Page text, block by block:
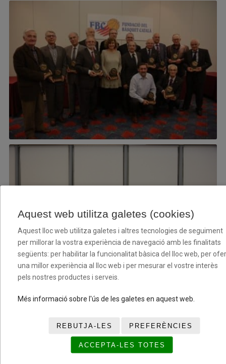
Aquest web utilitza galetes (cookies)
Aquest lloc web utilitza galetes i altres tecnologies de seguiment
per millorar la vostra experiència de navegació amb les finalitats
següents: per habilitar la funcionalitat bàsica del lloc web, per
una millor experiència al lloc web i per mesurar el vostre interès
pels nostres productes i serveis.
Més informació sobre l'ús de les galetes en aquest web.
REBUTJA-LES PREFERÈNCIES
ACCEPTA-LES TOTES